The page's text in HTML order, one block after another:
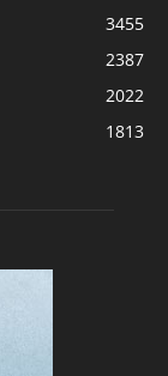
3455
2387
2022
1813